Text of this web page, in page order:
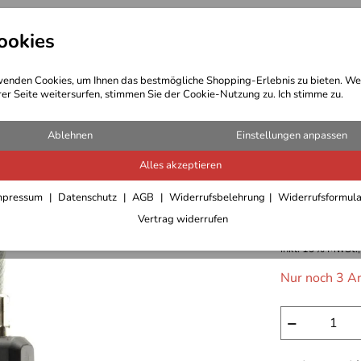
Cookies, um Ihnen das bestmögliche Shopping-Erlebnis zu bieten.
Seite weitersurfen, stimmen Sie der Cookie-Nutzung zu. Ich stimme zu.
Ablehnen Einstellungen anpassen
Alles akzeptieren
Datenschutz AGB Widerrufsbelehrung
Vertrag widerrufen
Bekleidung Outdoor Ausrüstung
Basic
inkl. 19%
Nur noch 3
−